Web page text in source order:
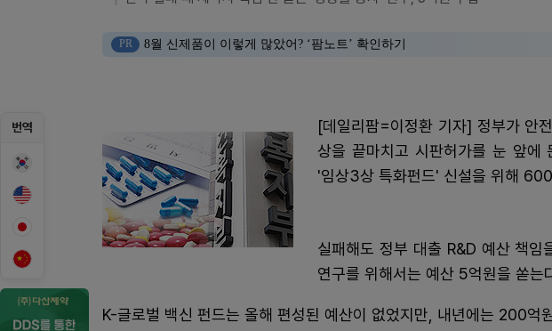
번역
PR 8월 신제품이 이렇게 많았어? ‘팜노트’ 확인하기
[데일리팜=이정환 기자] 정부가 안
상을 끝마치고 시판허가를 눈 앞에
'임상3상 특화펀드' 신설을 위해
실패해도 정부 대출 R&D 예산 책임
연구를 위해서는 예산 5억원을 쏟는
K-글로벌 백신 펀드는 올해 편성된 예산이 없었지만, 내년에는 200억